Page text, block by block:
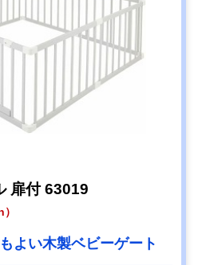
扉付 63019
よい木製ベビーゲート